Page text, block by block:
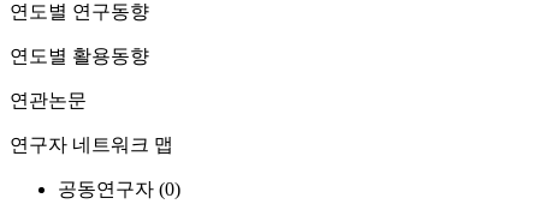
연도별 연구동향
연도별 활용동향
연관논문
연구자 네트워크 맵
공동연구자 (0)